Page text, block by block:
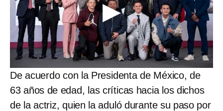
De acuerdo con la Presidenta de México, de
63 años de edad, las críticas hacia los dichos
de la actriz, quien la aduló durante su paso por